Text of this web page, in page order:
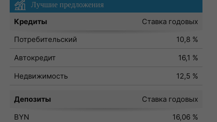
Лучшие предложения
Кредиты
Ставка годовых
Потребительский
10,8 %
Автокредит
16,1 %
Недвижимость
12,5 %
Депозиты
Ставка годовых
BYN
16,06 %